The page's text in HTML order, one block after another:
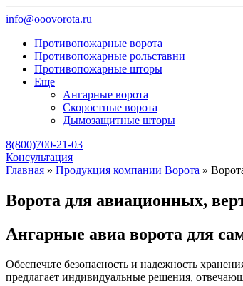
info@ooovorota.ru
Противопожарные ворота
Противопожарные рольставни
Противопожарные шторы
Еще
Ангарные ворота
Скоростные ворота
Дымозащитные шторы
8(800)700-21-03
Консультация
Главная » Продукция компании Ворота »
Ворота для авиационных,
Ангарные авиа ворота для
Обеспечьте безопасность и надежность
предлагает индивидуальные решения,